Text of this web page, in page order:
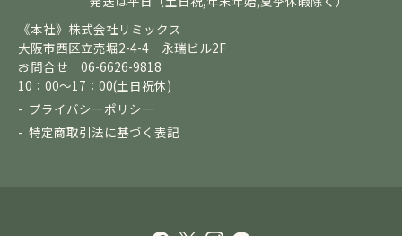
《本社》株式会社リミックス
大阪市西区立売堀2-4-4 永瑞ビル2F
お問合せ 06-6626-9818
10：00～17：00(土日祝休)
プライバシーポリシー
特定商取引法に基づく表記